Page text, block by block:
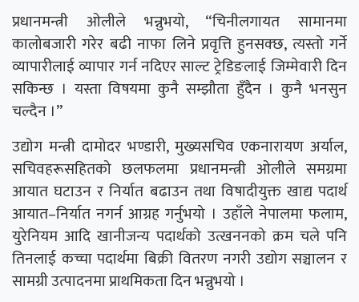
प्रधानमन्त्री ओलीले भन्नुभयो, “चिनीलगायत सामानमा
कालोबजारी गरेर बढी नाफा लिने प्रवृत्ति हुनसक्छ, त्यस्तो गर्ने
व्यापारीलाई व्यापार गर्न नदिएर साल्ट ट्रेडिङलाई जिम्मेवारी दिन
सकिन्छ । यस्ता विषयमा कुनै सम्झौता हुँदैन । कुनै भनसुन
चल्दैन ।’’
उद्योग मन्त्री दामोदर भण्डारी, मुख्यसचिव एकनारायण अर्याल,
सचिवहरूसहितको छलफलमा प्रधानमन्त्री ओलीले समग्रमा
आयात घटाउन र निर्यात बढाउन तथा विषादीयुक्त खाद्य पदार्थ
आयात–निर्यात नगर्न आग्रह गर्नुभयो । उहाँले नेपालमा फलाम,
युरेनियम आदि खानीजन्य पदार्थको उत्खननको क्रम चले पनि
तिनलाई कच्चा पदार्थमा बिक्री वितरण नगरी उद्योग सञ्चालन र
सामग्री उत्पादनमा प्राथमिकता दिन भन्नुभयो ।